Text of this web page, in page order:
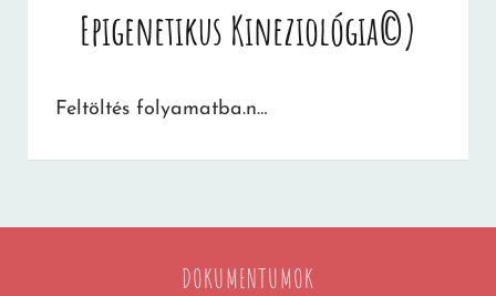
Epigenetikus Kineziológia©)
Feltöltés folyamatba.n…
DOKUMENTUMOK